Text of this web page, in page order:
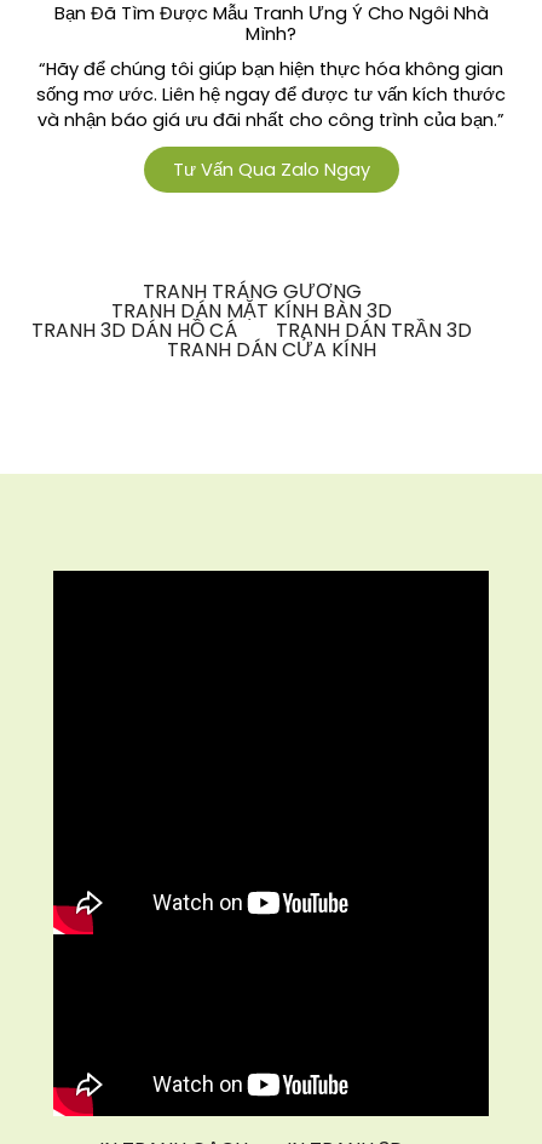
Bạn Đã Tìm Được Mẫu Tranh Ưng Ý Cho Ngôi Nhà
Mình?
“Hãy để chúng tôi giúp bạn hiện thực hóa không gian
sống mơ ước. Liên hệ ngay để được tư vấn kích thước
và nhận báo giá ưu đãi nhất cho công trình của bạn.”
Tư Vấn Qua Zalo Ngay
TRANH TRÁNG GƯƠNG
TRANH DÁN MẶT KÍNH BÀN 3D
TRANH 3D DÁN HỒ CÁ TRANH DÁN TRẦN 3D
TRANH DÁN CỬA KÍNH